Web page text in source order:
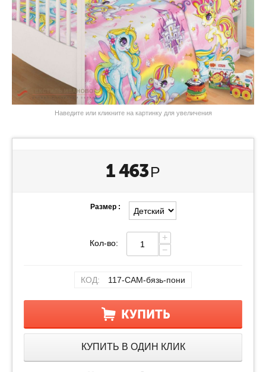
Наведите или кликните на картинку для увеличения
1 463 Р
Размер :
Кол-во:
+
−
КОД: 117-САМ-бязь-пони
КУПИТЬ
КУПИТЬ В ОДИН КЛИК